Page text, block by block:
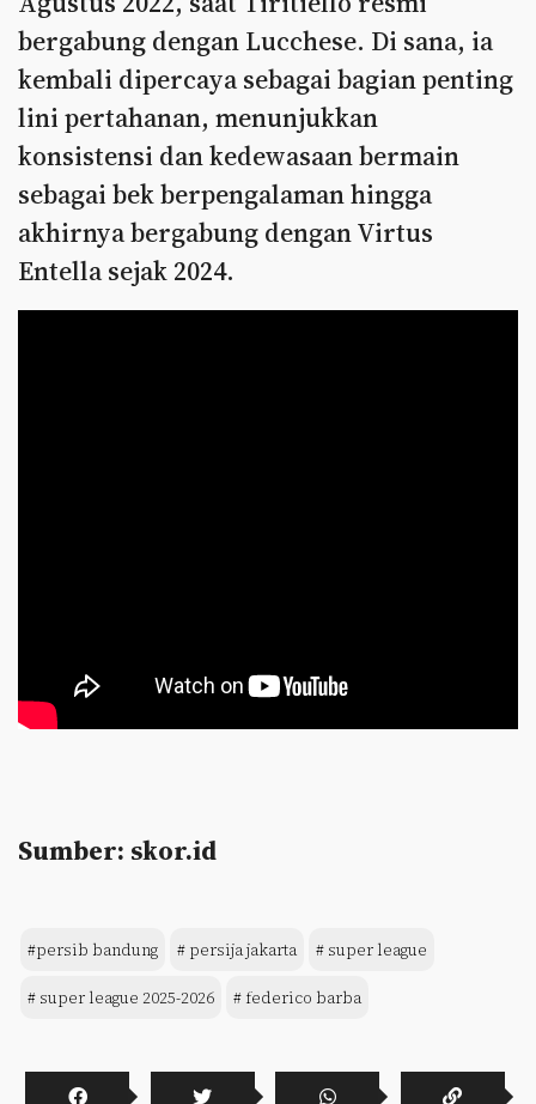
bergabung dengan Lucchese. Di sana, ia
kembali dipercaya sebagai bagian penting
lini pertahanan, menunjukkan
konsistensi dan kedewasaan bermain
sebagai bek berpengalaman hingga
akhirnya bergabung dengan Virtus
Entella sejak 2024.
Sumber: skor.id
#persib bandung # persija jakarta # super league
# super league 2025-2026 # federico barba